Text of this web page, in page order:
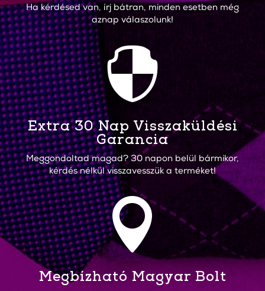
Ha kérdésed van, írj bátran, minden esetben még
aznap válaszolunk!

Extra 30 Nap Visszaküldési
Garancia
Meggondoltad magad? 30 napon belül bármikor,
kérdés nélkül visszavesszük a terméket!

Megbízható Magyar Bolt